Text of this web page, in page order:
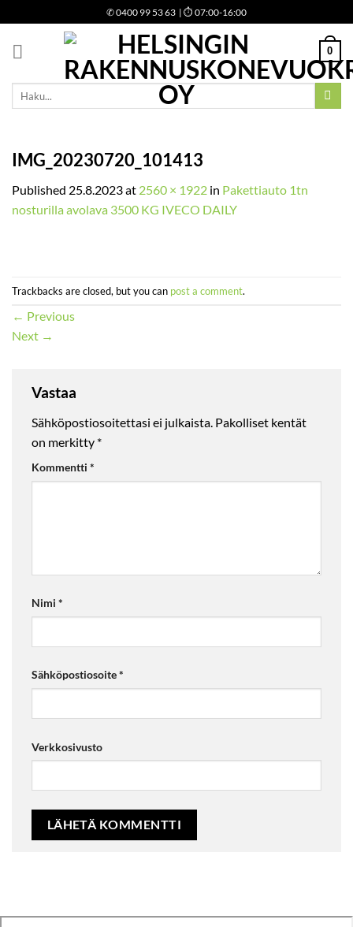
to
content
✆0400 99 53 63 | ⏱ 07:00-16:00
0
Etsi:
IMG_20230720_101413
Published 25.8.2023at 2560 × 1922 in Pakettiauto 1tn
nosturilla avolava 3500 KG IVECO DAILY
Trackbacks are closed, but you can post a comment.
← Previous
Next →
Vastaa
Sähköpostiosoitettasi ei julkaista. Pakolliset kentät
on merkitty *
Kommentti *
Nimi *
Sähköpostiosoite*
Verkkosivusto